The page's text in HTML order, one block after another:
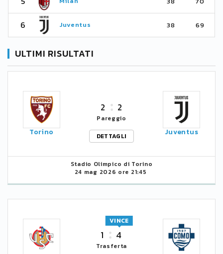
6 Juventus 38 69
ULTIMI RISULTATI
Torino
2 2
Pareggio
DETTAGLI
Juventus
Stadio Olimpico di Torino
24 mag 2026 ore 21:45
1 4
VINCE
Trasferta